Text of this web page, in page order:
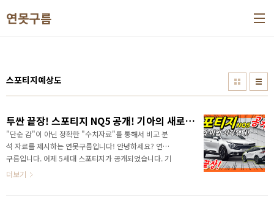
연못구름
스포티지예상도
투싼 끝장! 스포티지 NQ5 공개! 기아의 새로운 도전이 시작됐다! KIA Sportage Design! VS Hyundai Tucson사진 기아자동차 | 글, 연못구름
"단순 감"이 아닌 정확한 "수치자료"를 통해서 비교 분
석 자료를 제시하는 연못구름입니다! 안녕하세요? 연못
구름입니다. 어제 5세대 스포티지가 공개되었습니다. 기
존에 없었던 디자인을 만든 기아차의 디자인 실력은 이
시면 보다 세부적인 정보를 얻을 수 있습니다. 파격적이
더보기